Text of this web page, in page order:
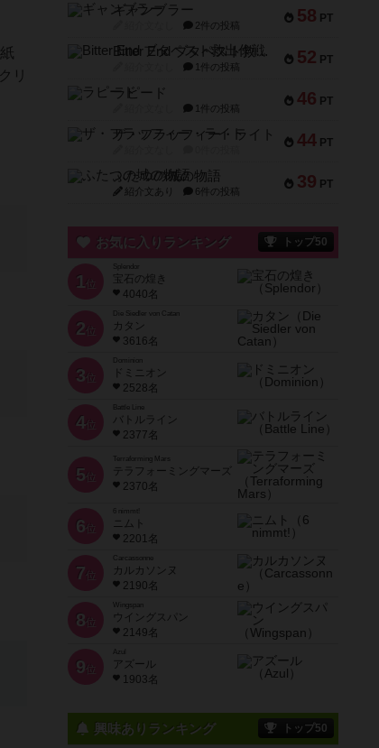
リ
58 PT
ギャンブラー
2件の投稿
52 PT
Bitter End ブタペスト救出作戦
1件の投稿
46 PT
ラピード
1件の投稿
44 PT
ザ・フラッフィー・ライト
39 PT
ふたつの城の物語
紹介文あり 6件の投稿
お気に入りランキング トップ50
1 位
宝石の煌き
4040名
2 位
Die Siedler von Catan
カタン
3616名
3 位
ドミニオン
2528名
4位
Battle Line
バトルライン
2377名
5 位
Terraforming Mars
テラフォーミングマーズ
2370名
6 位
ニムト
2201名
7 位
Carcassonne
カルカソンヌ
2190名
8 位
Wingspan
ウイングスパン
2149名
9 位
Azul
アズール
1903名
興味ありランキング トップ50